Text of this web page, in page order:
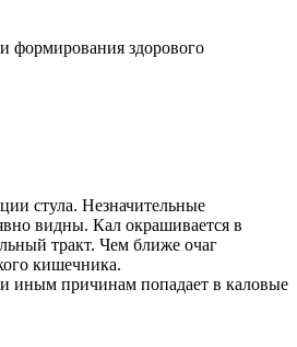
формирования здорового
стула. Незначительные
видны. Кал окрашивается в
тракт. Чем ближе очаг
кишечника.
иным причинам попадает в каловые